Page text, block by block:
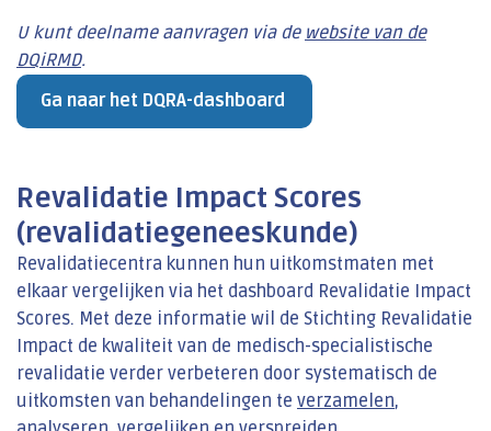
U kunt deelname aanvragen via de website van de
DQiRMD.
Ga naar het DQRA-dashboard
Revalidatie Impact Scores
(revalidatiegeneeskunde)
Revalidatiecentra kunnen hun uitkomstmaten met
elkaar vergelijken via het dashboard Revalidatie Impact
Scores. Met deze informatie wil de Stichting Revalidatie
Impact de kwaliteit van de medisch-specialistische
revalidatie verder verbeteren door systematisch de
uitkomsten van behandelingen te verzamelen,